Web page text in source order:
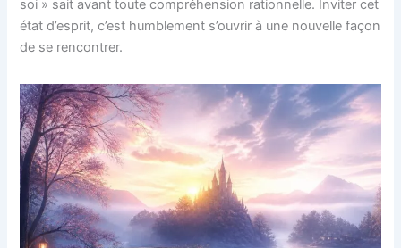
soi » sait avant toute compréhension rationnelle. Inviter cet
état d’esprit, c’est humblement s’ouvrir à une nouvelle façon
de se rencontrer.